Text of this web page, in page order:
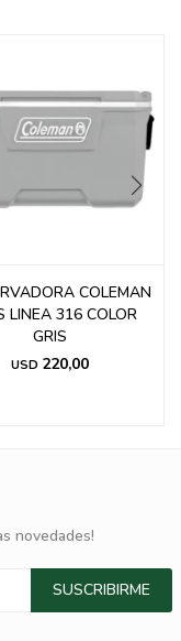
COLEMAN
LINEA 316 COLOR
GRIS
USD 220,00
novedades!
SUSCRIBIRME